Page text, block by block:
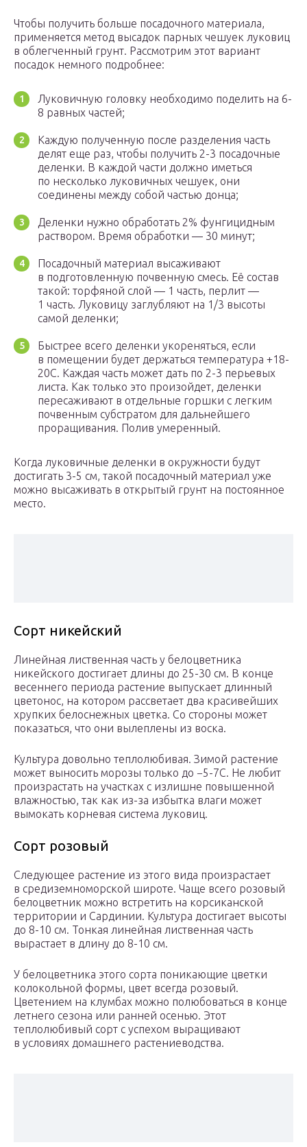
Чтобы получить больше посадочного материала,
применяется метод высадок парных чешуек луковиц
в облегченный грунт. Рассмотрим этот вариант
посадок немного подробнее:
Луковичную головку необходимо поделить на 6-
8 равных частей;
Каждую полученную после разделения часть
делят еще раз, чтобы получить 2-3 посадочные
деленки. В каждой части должно иметься
по несколько луковичных чешуек, они
соединены между собой частью донца;
Деленки нужно обработать 2% фунгицидным
раствором. Время обработки — 30 минут;
Посадочный материал высаживают
в подготовленную почвенную смесь. Её состав
такой: торфяной слой — 1 часть, перлит —
1 часть. Луковицу заглубляют на 1/3 высоты
самой деленки;
Быстрее всего деленки укореняться, если
в помещении будет держаться температура +18-
20С. Каждая часть может дать по 2-3 перьевых
листа. Как только это произойдет, деленки
пересаживают в отдельные горшки с легким
почвенным субстратом для дальнейшего
проращивания. Полив умеренный.
Когда луковичные деленки в окружности будут
достигать 3-5 см, такой посадочный материал уже
можно высаживать в открытый грунт на постоянное
место.
Сорт никейский
Линейная лиственная часть у белоцветника
никейского достигает длины до 25-30 см. В конце
весеннего периода растение выпускает длинный
цветонос, на котором рассветает два красивейших
хрупких белоснежных цветка. Со стороны может
показаться, что они вылеплены из воска.
Культура довольно теплолюбивая. Зимой растение
может выносить морозы только до −5-7С. Не любит
произрастать на участках с излишне повышенной
влажностью, так как из-за избытка влаги может
вымокать корневая система луковиц.
Сорт розовый
Следующее растение из этого вида произрастает
в средиземноморской широте. Чаще всего розовый
белоцветник можно встретить на корсиканской
территории и Сардинии. Культура достигает высоты
до 8-10 см. Тонкая линейная лиственная часть
вырастает в длину до 8-10 см.
У белоцветника этого сорта поникающие цветки
колокольной формы, цвет всегда розовый.
Цветением на клумбах можно полюбоваться в конце
летнего сезона или ранней осенью. Этот
теплолюбивый сорт с успехом выращивают
в условиях домашнего растениеводства.